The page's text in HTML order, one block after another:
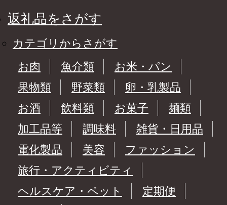
返礼品をさがす
カテゴリからさがす
お肉
魚介類
お米・パン
果物類
野菜類
卵・乳製品
お酒
飲料類 お菓子
麺類
加工品等
調味料
雑貨・日用品
電化製品
美容
ファッション
旅行・アクティビティ
ヘルスケア・ペット
定期便